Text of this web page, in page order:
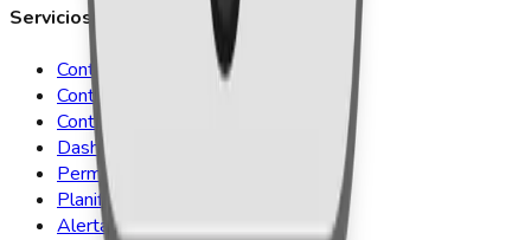
Servicios
Control de Asistencia
Control de Acceso
Control de Comedor
Dashboard BI
Permisos y Vacaciones
Planificador Inteligente
Alertas